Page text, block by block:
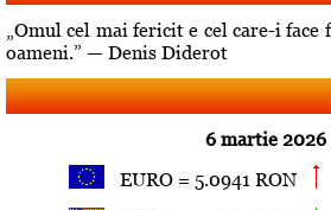
„Omul cel mai fericit e cel care-i
oameni.” — Denis Diderot
6 martie 2026
EURO = 5.0941 RON